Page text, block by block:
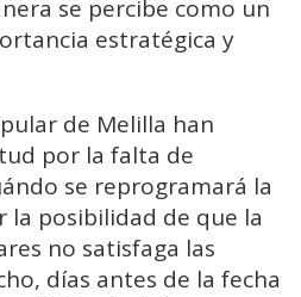
se percibe como un
estratégica y
de Melilla han
por la falta de
se reprogramará la
la posibilidad de que la
no satisfaga las
días antes de la fecha